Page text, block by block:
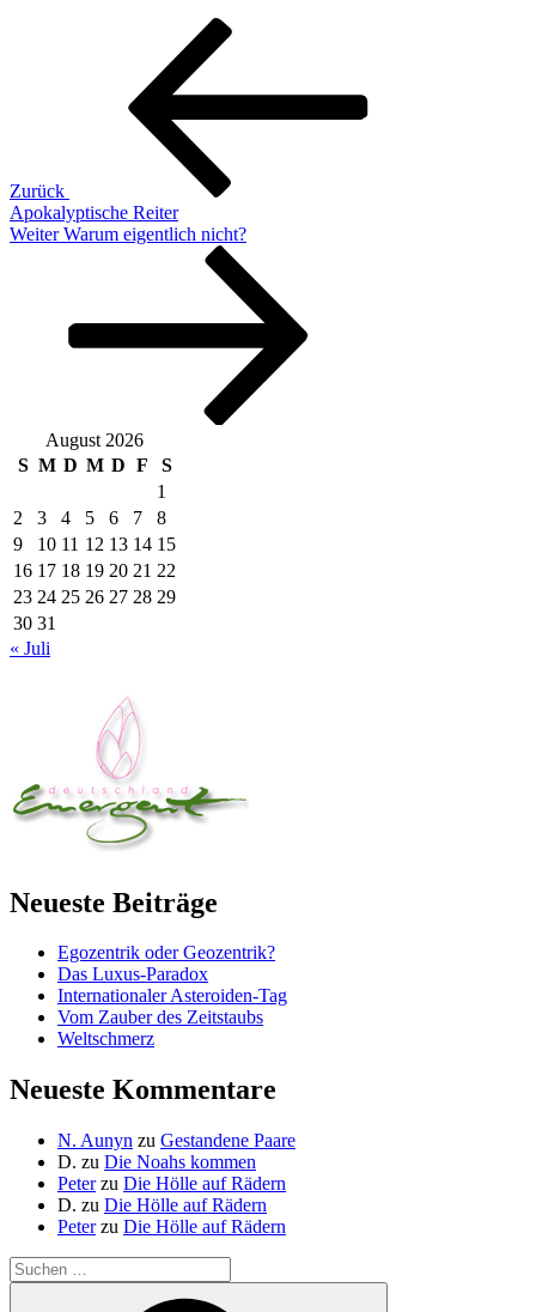
Beitragsnavigation
Zurück
Apokalyptische Reiter
Nächster
Weiter Warum eigentlich nicht?
August 2026
S M D M D F
S
1
2
3 4 5 6 7
8
9
10 11 12 13 14 15
16 17 18 19 20 21 22
23 24 25 26 27 28 29
30 31
« Juli
Neueste Beiträge
Egozentrik oder Geozentrik?
Das Luxus-Paradox
Internationaler Asteroiden-Tag
Vom Zauber des Zeitstaubs
Weltschmerz
Neueste Kommentare
N. Aunyn zu Gestandene Paare
D. zu Die Noahs kommen
Peterzu Die Hölle auf Rädern
D. zu Die Hölle auf Rädern
Peterzu Die Hölle auf Rädern
Suche
nach: